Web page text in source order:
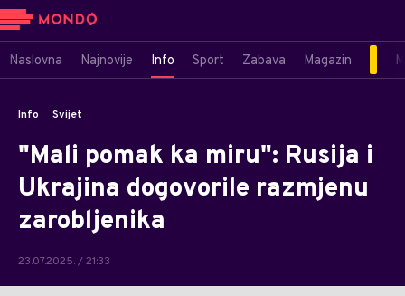
Naslovna Najnovije Info Sport Zabava Magazin
Info Svijet
"Mali pomak ka miru": Rusija i
Ukrajina dogovorile razmjenu
zarobljenika
23.07.2025. / 21:33